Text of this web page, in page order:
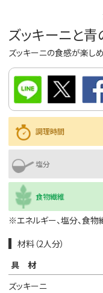
ズッキーニと
ズッキーニの食感が楽し
調理時間
塩分
食物繊維
※エネルギー、塩分、食物
材料（2人分）
具材
ズッキーニ